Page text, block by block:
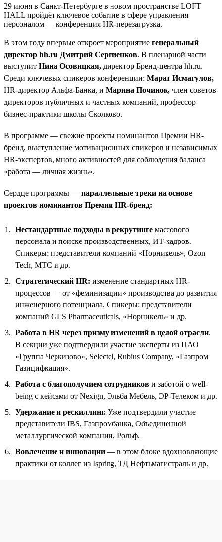
29 июня в Санкт-Петербурге в новом пространстве LOFT
HALL пройдёт ключевое событие в сфере управления
персоналом — конференция HR-перезагрузка.
В этом году впервые откроет мероприятие генеральный
директор hh.ru Дмитрий Сергиенков. В пленарной части
выступит Нина Осовицкая, директор Бренд-центра hh.ru.
Среди ключевых спикеров конференции: Марат Исмагулов,
HR-директор Альфа-Банка, и Марина Починок, член советов
директоров публичных и частных компаний, профессор
бизнес-практики школы Сколково.
В программе — свежие проекты номинантов Премии HR-
бренд, выступление мотивационных спикеров и независимых
HR-экспертов, много активностей для соблюдения баланса
«работа — личная жизнь».
Сердце программы — параллельные треки на основе
проектов номинантов Премии HR-бренд:
Нестандартные подходы в рекрутинге массового
персонала и поиске производственных, ИТ-кадров.
Спикеры: представители компаний «Норникель», Ozon
Tech, МТС и др.
Стратегический HR: изменение стандартных HR-
процессов — от «феминизации» производства до развития
инженерного потенциала. Спикеры: представители
компаний GLS Pharmaceuticals, «Норникель» и др.
Работа в HR через призму изменений в целой отрасли.
В секции уже подтвердили участие эксперты из ПАО
«Группа Черкизово», Selectel, Rubius Company, «Газпром
Газицифкация».
Работа с благополучием сотрудников и заботой о well-
being с кейсами от Nexign, Эльба Мебель, ЭР-Телеком и др.
Удержание и рескиллинг. Уже подтвердили участие
представители IBS, Газпромбанка, Объединенной
металлургической компании, Рольф.
Вовлечение и инновации — в этом блоке вдохновляющие
практики от коллег из Ispring, ТД Нефтьмагистраль и др.